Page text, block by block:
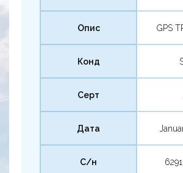
Опис GPS
Конд
Серт
Дата
С/н